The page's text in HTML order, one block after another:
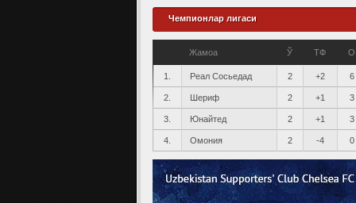
Чемпионлар лигаси
Жамоа Ў ТФ О
1. Реал Сосьедад 2 +2 6
2. Шериф 2 +1 3
3. Юнайтед 2 +1 3
4. Омония 2 -4 0